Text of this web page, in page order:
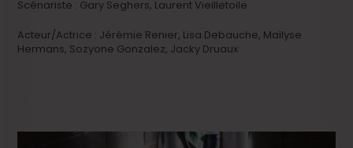
Scénariste : Gary Seghers, Laurent Vieilletoile
Acteur/Actrice : Jérémie Renier, Lisa Debauche, Maïlyse
Hermans, Sozyone Gonzalez, Jacky Druaux